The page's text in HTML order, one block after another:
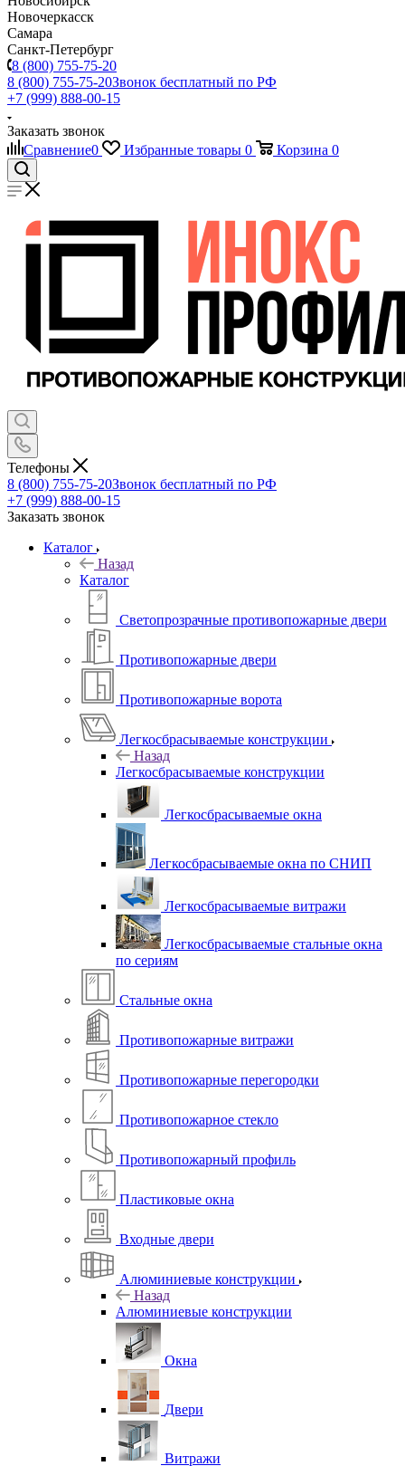
Новочеркасск
Самара
Санкт-Петербург
8 (800) 755-75-20
8 (800) 755-75-20Звонок бесплатный по РФ
+7 (999) 888-00-15
Заказать звонок
Сравнение0 Избранные товары 0 Корзина 0
Телефоны
8 (800) 755-75-20Звонок бесплатный по РФ
+7 (999) 888-00-15
Заказать звонок
Каталог
Назад
Каталог
Светопрозрачные противопожарные двери
Противопожарные двери
Противопожарные ворота
Легкосбрасываемые конструкции
Назад
Легкосбрасываемые конструкции
Легкосбрасываемые окна
Легкосбрасываемые окна по СНИП
Легкосбрасываемые витражи
Легкосбрасываемые стальные окна
по сериям
Стальные окна
Противопожарные витражи
Противопожарные перегородки
Противопожарное стекло
Противопожарный профиль
Пластиковые окна
Входные двери
Алюминиевые конструкции
Назад
Алюминиевые конструкции
Окна
Двери
Витражи